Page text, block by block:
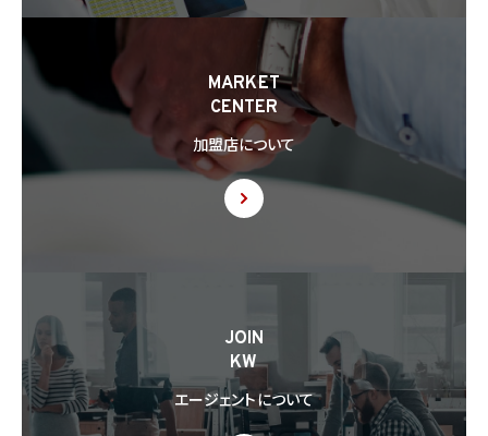
8.3 第8.2項に基づき外国にある第三者への提供につき本人の同意を得る場合、以下の
事項について本人に情報を提供するものとします。但し、第1号の事項が特定できない場
合、第1号及び第2号の事項に代えて、第1号の事項が特定できない旨及びその理由、並び
に当該事項に代わる本人に参考となるべき情報があれば当該情報を提供するものとし
ます。
(1) 当該外国の名称
(2) 当該外国における個人情報の保護に関する制度に関する情報
(3) 当該第三者が講じる個人情報の保護のための措置に関する情報（当該情報を提供
できない場合は、その旨及びその理由）
8.4 当社は、個人情報を第三者に提供したときは、個人情報保護法第29条に従い、記録
8.6 当社は、個人情報を第三者に提供した第三者から、個人情報の第三者提供及び提
供された個人情報の利用方法について本人の同意を取得したことを証する記録を提出
するように求められた場合、当該第三者に対し当該記録を提出することがあります。
9. 共同利用
9.1 当社が運営するウェブサイトの問合せフォームから当社に連絡を行ったお客様から取
MARKET
CENTER
加盟店について
JOIN
KW
エージェントについて